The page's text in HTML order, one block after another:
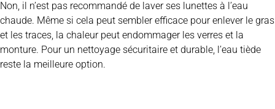
Non, il n’est pas recommandé de laver ses lunettes à l’eau
chaude. Même si cela peut sembler efficace pour enlever le gras
et les traces, la chaleur peut endommager les verres et la
monture. Pour un nettoyage sécuritaire et durable, l’eau tiède
reste la meilleure option.